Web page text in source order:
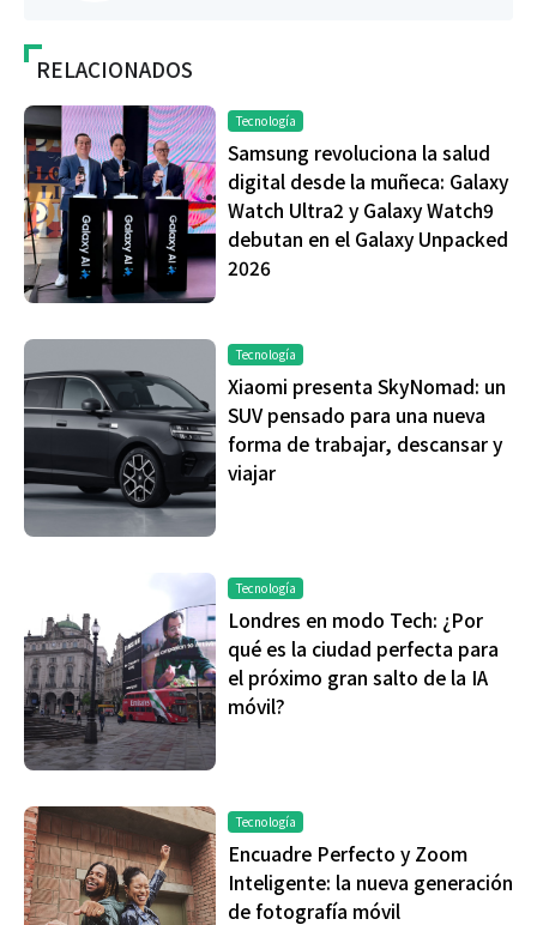
RELACIONADOS
Tecnología
Samsung revoluciona la salud
digital desde la muñeca: Galaxy
Watch Ultra2 y Galaxy Watch9
debutan en el Galaxy Unpacked
2026
Tecnología
Xiaomi presenta SkyNomad: un
SUV pensado para una nueva
forma de trabajar, descansar y
viajar
Tecnología
Londres en modo Tech: ¿Por
qué es la ciudad perfecta para
el próximo gran salto de la IA
móvil?
Tecnología
Encuadre Perfecto y Zoom
Inteligente: la nueva generación
de fotografía móvil